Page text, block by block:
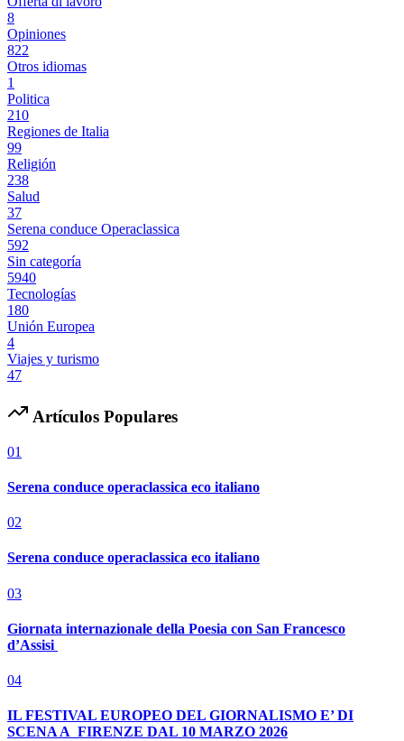
8
Opiniones
822
Otros idiomas
1
Politica
210
Regiones de Italia
99
Religión
238
Salud
37
Serena conduce Operaclassica
592
Sin categoría
5940
Tecnologías
180
Unión Europea
4
Viajes y turismo
47
Artículos Populares
01
Serena conduce operaclassica eco italiano
02
Serena conduce operaclassica eco italiano
03
Giornata internazionale della Poesia con San Francesco
d’Assisi
04
IL FESTIVAL EUROPEO DEL GIORNALISMO E’ DI
SCENA A FIRENZE DAL 10 MARZO 2026